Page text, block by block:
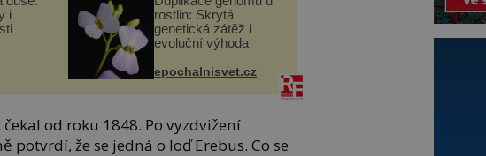
i
rostlin: Skrytá
genetická zátěž i
evoluční výhoda
epochalnisvet.cz
od roku 1848. Po vyzdvižení
potvrdí, že se jedná o loď Erebus. Co se